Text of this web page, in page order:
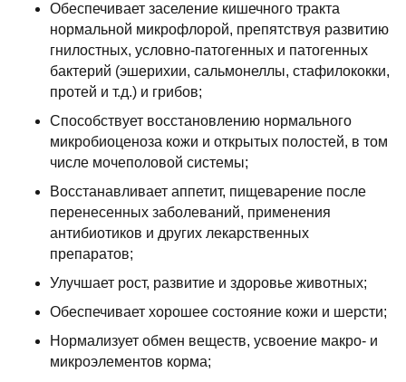
Обеспечивает заселение кишечного тракта
нормальной микрофлорой, препятствуя развитию
гнилостных, условно-патогенных и патогенных
бактерий (эшерихии, сальмонеллы, стафилококки,
протей и т.д.) и грибов;
Способствует восстановлению нормального
микробиоценоза кожи и открытых полостей, в том
числе мочеполовой системы;
Восстанавливает аппетит, пищеварение после
перенесенных заболеваний, применения
антибиотиков и других лекарственных
препаратов;
Улучшает рост, развитие и здоровье животных;
Обеспечивает хорошее состояние кожи и шерсти;
Нормализует обмен веществ, усвоение макро- и
микроэлементов корма;